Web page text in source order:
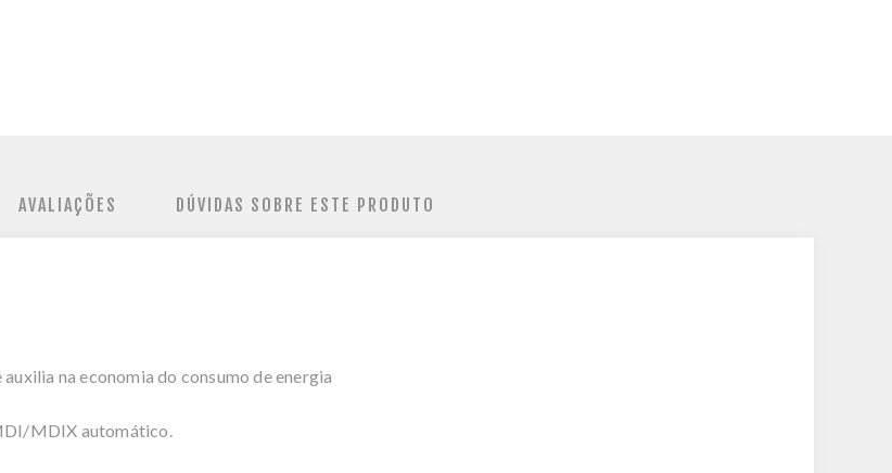
AVALIAÇÕES DÚVIDAS SOBRE ESTE PRODUTO
na economia do consumo de energia
MDIX automático.